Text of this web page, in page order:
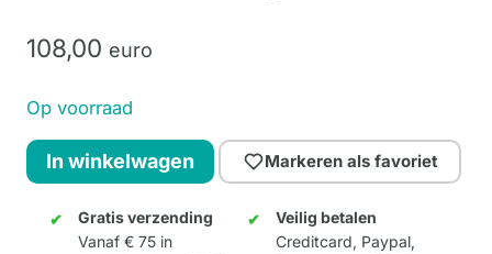
108,00 euro
Op voorraad
Dali
-
Geopolitiek
In winkelwagen Markeren als favoriet
Gratis verzending
Vanaf € 75 in
Veilig betalen
Creditcard, Paypal,